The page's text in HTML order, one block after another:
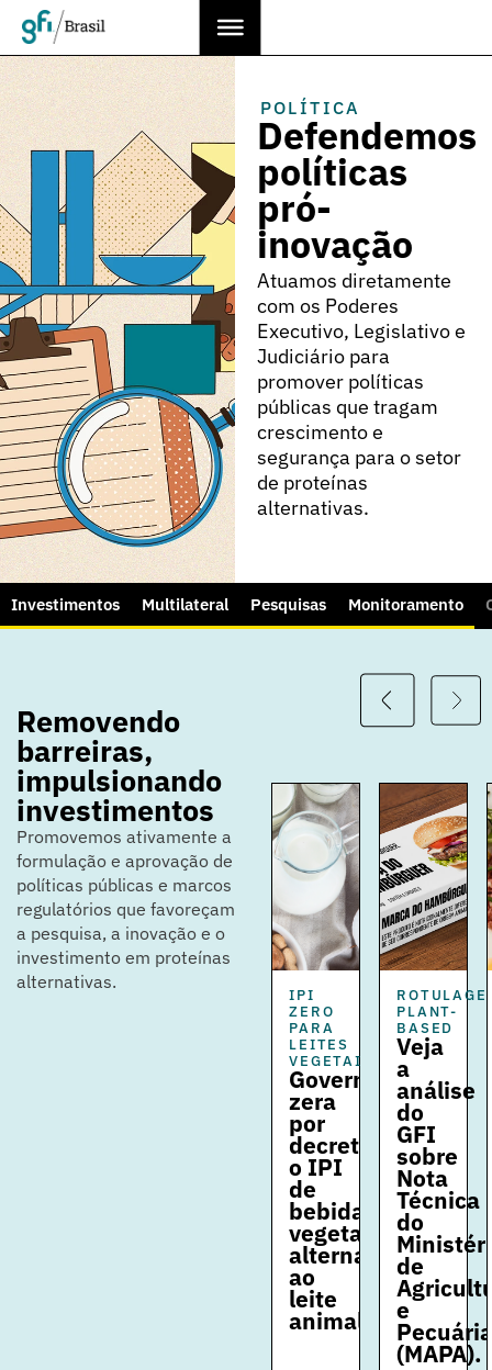
POLÍTICA
Defendemos
políticas
pró-
inovação
Atuamos diretamente
com os Poderes
Executivo, Legislativo e
Judiciário para
promover políticas
públicas que tragam
crescimento e
segurança para o setor
de proteínas
alternativas.
Investimentos Multilateral Pesquisas Monitoramento
Removendo
barreiras,
impulsionando
investimentos
Promovemos ativamente a
formulação e aprovação de
políticas públicas e marcos
regulatórios que favoreçam
a pesquisa, a inovação e o
investimento em proteínas
alternativas.
alimentos
IPI
ZERO
PARA
LEITES
VEGETAIS
Governo
zera
por
decreto
o IPI
de
bebidas
vegetais
alternativas
ao
leite
animal.
PLANT-
BASED
Veja
a
análise
do
GFI
sobre
Nota
Técnica
do
de
e
Pecuária
(MAPA).